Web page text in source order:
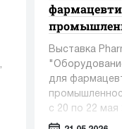
Выставка
для
с 20 по 22 мая